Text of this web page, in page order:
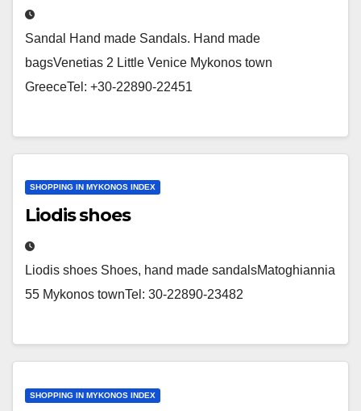
Sandal Hand made Sandals. Hand made
bagsVenetias 2 Little Venice Mykonos town
GreeceTel: +30-22890-22451
SHOPPING IN MYKONOS INDEX
Liodis shoes
Liodis shoes Shoes, hand made sandalsMatoghiannia
55 Mykonos townTel: 30-22890-23482
SHOPPING IN MYKONOS INDEX